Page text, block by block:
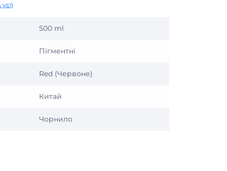
500 ml
Пігментні
Red (Червоне)
Китай
Чорнило